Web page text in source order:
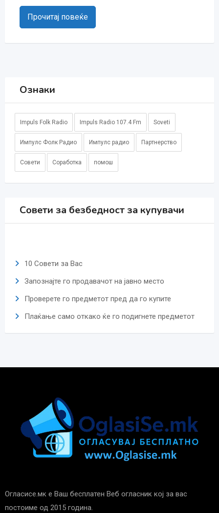
Прочитај повеќе
Ознаки
Impuls Folk Radio Impuls Radio 107.4 Fm Soveti
Импулс Фолк Радио Импулс радио Партнерство
Совети Соработка помош
Совети за безбедност за купувачи
10 Совети за Вас
Запознајте го продавачот на јавно место
Проверете го предметот пред да го купите
Плаќање само откако ќе го подигнете предметот
Огласисе.мк е Ваш бесплатен Веб огласник кој за вас
постоиме од 2015 година.